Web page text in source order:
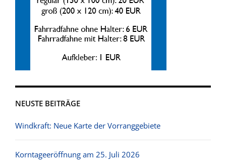
NEUSTE BEITRÄGE
Windkraft: Neue Karte der Vorranggebiete
Korntageeröffnung am 25. Juli 2026